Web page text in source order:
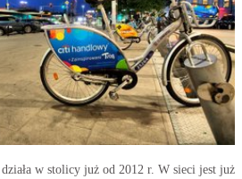
w stolicy już od 2012 r. W sieci jest już